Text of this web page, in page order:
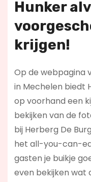
Hunker
krijgen!
Op de webpagina
in Mechelen biedt
op voorhand een
bekijken van de
bij Herberg De
het all-you-can-
gasten je buikje
even bekijken wat